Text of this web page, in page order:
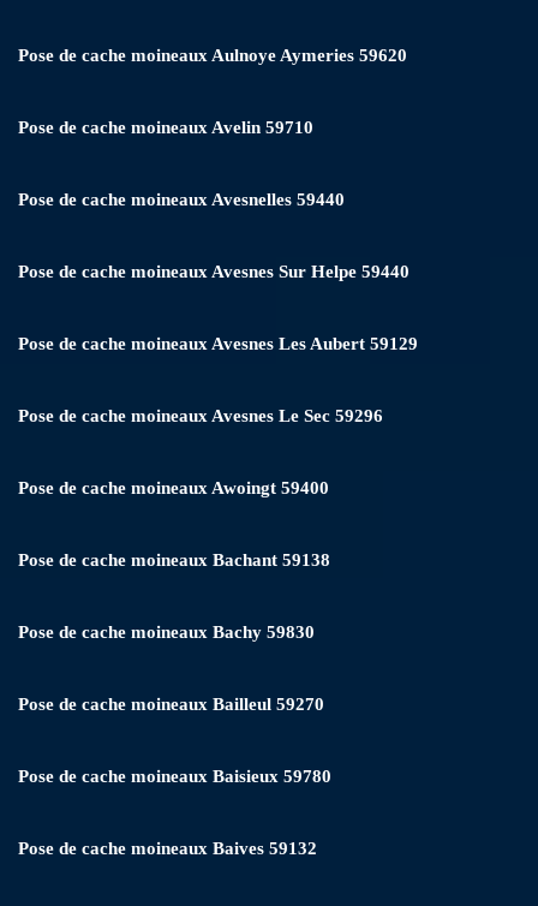
Pose de cache moineaux Aulnoye Aymeries 59620
Pose de cache moineaux Avelin 59710
Pose de cache moineaux Avesnelles 59440
Pose de cache moineaux Avesnes Sur Helpe 59440
Pose de cache moineaux Avesnes Les Aubert 59129
Pose de cache moineaux Avesnes Le Sec 59296
Pose de cache moineaux Awoingt 59400
Pose de cache moineaux Bachant 59138
Pose de cache moineaux Bachy 59830
Pose de cache moineaux Bailleul 59270
Pose de cache moineaux Baisieux 59780
Pose de cache moineaux Baives 59132